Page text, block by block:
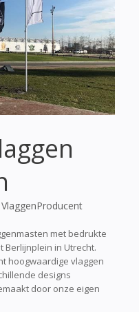
VlaggenProducent
met bedrukte
Berlijnplein in Utrecht.
hoogwaardige vlaggen
designs
door onze eigen